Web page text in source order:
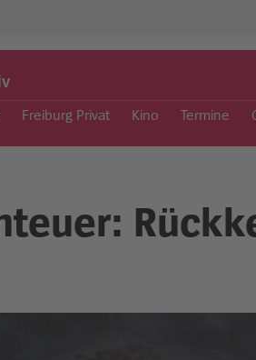
Freiburg Privat Kino Termine